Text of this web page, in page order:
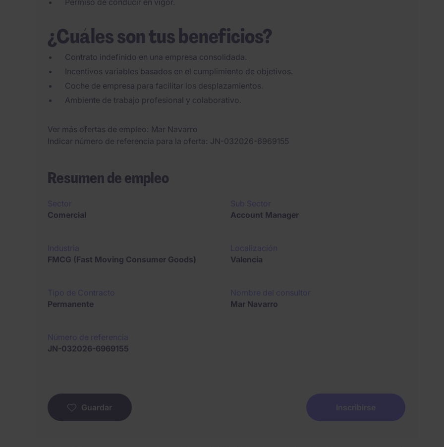
Permiso de conducir en vigor.
¿Cuáles son tus beneficios?
Contrato indefinido en una empresa consolidada.
Incentivos variables basados en el cumplimiento de objetivos.
Coche de empresa para facilitar los desplazamientos.
Ambiente de trabajo profesional y colaborativo.
Ver más ofertas de empleo
Mar Navarro
Indicar número de referencia para la oferta JN-032026-6969155
Resumen de empleo
Comercial
Account Manager
FMCG (Fast Moving Consumer Goods)
Valencia
Permanente
Mar Navarro
JN-032026-6969155
Guardar Inscribirse